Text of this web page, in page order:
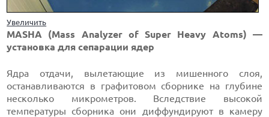
Увеличить
MASHA (Mass Analyzer of Super Heavy Atoms) —
установка для сепарации ядер
Ядра отдачи, вылетающие из мишенного слоя,
останавливаются в графитовом сборнике на глубине
несколько микрометров. Вследствие высокой
температуры сборника они диффундируют в камеру